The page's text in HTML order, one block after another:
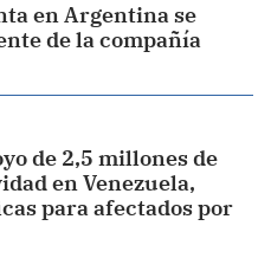
en Argentina se
de la compañía
de 2,5 millones de
en Venezuela,
para afectados por